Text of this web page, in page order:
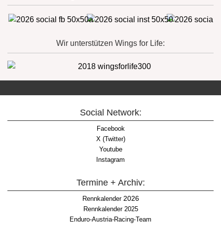
Wir unterstützen Wings for Life:
Social Network:
Facebook
X (Twitter)
Youtube
Instagram
Termine + Archiv:
Rennkalender2026
Rennkalender 2025
Enduro-Austria-Racing-Team